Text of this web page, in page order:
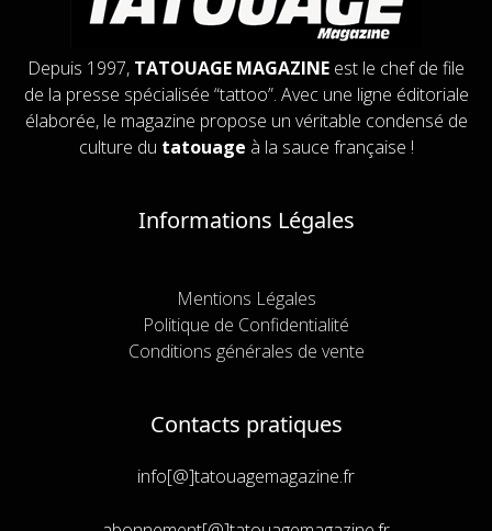
Depuis 1997, TATOUAGE MAGAZINE est le chef de file
de la presse spécialisée “tattoo”. Avec une ligne éditoriale
élaborée, le magazine propose un véritable condensé de
culture du tatouage à la sauce française !
Informations Légales
Mentions Légales
Politique de Confidentialité
Conditions générales de vente
Contacts pratiques
info[@]tatouagemagazine.fr